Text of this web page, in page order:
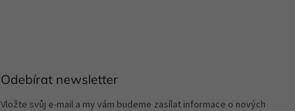
Odebírat newsletter
Vložte svůj e-mail a my vám budeme zasílat informace o nových